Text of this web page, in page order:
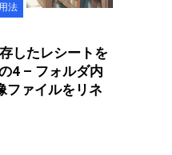
法
したレシートを
4 – フォルダ内
ファイルをリネ